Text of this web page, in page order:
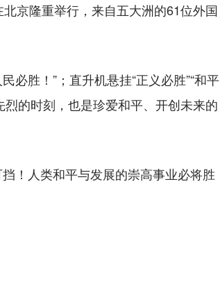
京隆重举行，来自五大洲的61位外国
胜！”；直升机悬挂“正义必胜”“和平
的时刻，也是珍爱和平、开创未来的
！人类和平与发展的崇高事业必将胜